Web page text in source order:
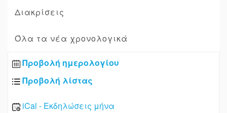
Διακρίσεις
Όλα τα νέα χρονολογικά
Προβολή ημερολογίου
Προβολή λίστας
iCal - Εκδηλώσεις μήνα